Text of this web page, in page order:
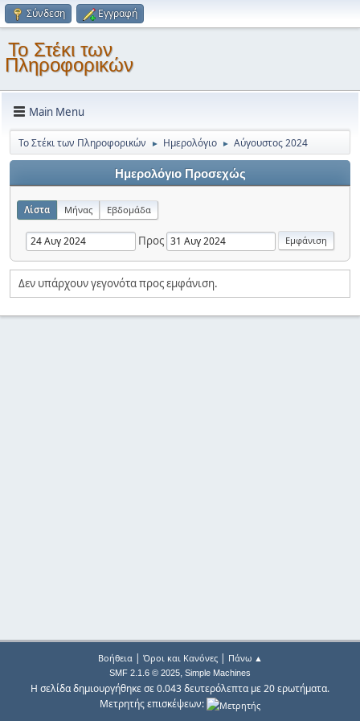
Σύνδεση Εγγραφή
Το Στέκι των
Πληροφορικών
Main Menu
Το Στέκι των Πληροφορικών ► Ημερολόγιο ► Αύγουστος 2024
Ημερολόγιο Προσεχώς
Λίστα Μήνας Εβδομάδα
Προς
Δεν υπάρχουν γεγονότα προς εμφάνιση.
Βοήθεια| Όροι και Κανόνες| Πάνω ▲
SMF 2.1.6 © 2025, Simple Machines
Η σελίδα δημιουργήθηκε σε 0.043 δευτερόλεπτα με 20 ερωτήματα.
Μετρητής επισκέψεων: